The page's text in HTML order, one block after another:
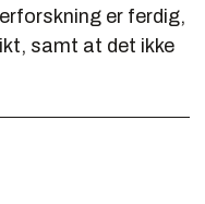
er ferdig,
samt at det ikke